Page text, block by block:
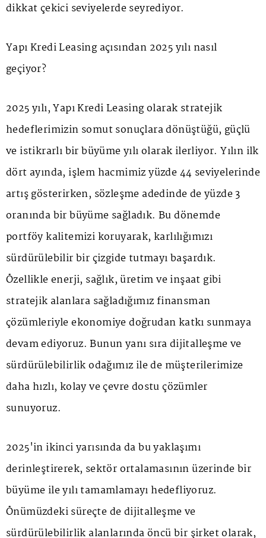
dikkat çekici seviyelerde seyrediyor.
Yapı Kredi Leasing açısından 2025 yılı nasıl
geçiyor?
2025 yılı, Yapı Kredi Leasing olarak stratejik
hedeflerimizin somut sonuçlara dönüştüğü, güçlü
ve istikrarlı bir büyüme yılı olarak ilerliyor. Yılın ilk
dört ayında, işlem hacmimiz yüzde 44 seviyelerinde
artış gösterirken, sözleşme adedinde de yüzde 3
oranında bir büyüme sağladık. Bu dönemde
portföy kalitemizi koruyarak, karlılığımızı
sürdürülebilir bir çizgide tutmayı başardık.
Özellikle enerji, sağlık, üretim ve inşaat gibi
stratejik alanlara sağladığımız finansman
çözümleriyle ekonomiye doğrudan katkı sunmaya
devam ediyoruz. Bunun yanı sıra dijitalleşme ve
sürdürülebilirlik odağımız ile de müşterilerimize
daha hızlı, kolay ve çevre dostu çözümler
sunuyoruz.
2025'in ikinci yarısında da bu yaklaşımı
derinleştirerek, sektör ortalamasının üzerinde bir
büyüme ile yılı tamamlamayı hedefliyoruz.
Önümüzdeki süreçte de dijitalleşme ve
sürdürülebilirlik alanlarında öncü bir şirket olarak,